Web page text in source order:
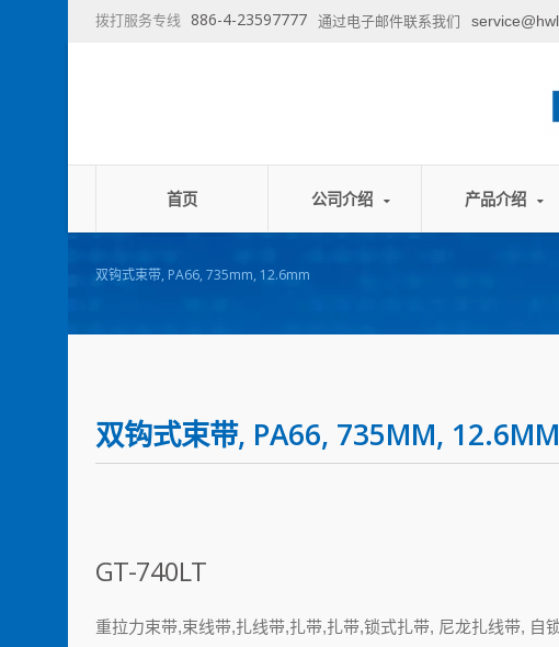
拨打服务专线 886-4-23597777 通过电子邮件联系我们
首页 公司介绍 产品介绍
双钩式束带, PA66, 735mm, 12.6mm
双钩式束带, PA66, 735MM, 12.6MM
GT-740LT
重拉力束带,束线带,扎线带,扎带,扎带,锁式扎带, 尼龙扎线带, 自